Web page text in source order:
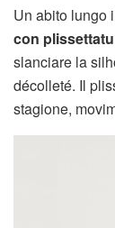
Un abito lungo
con
slanciare la
décolleté. Il
stagione,